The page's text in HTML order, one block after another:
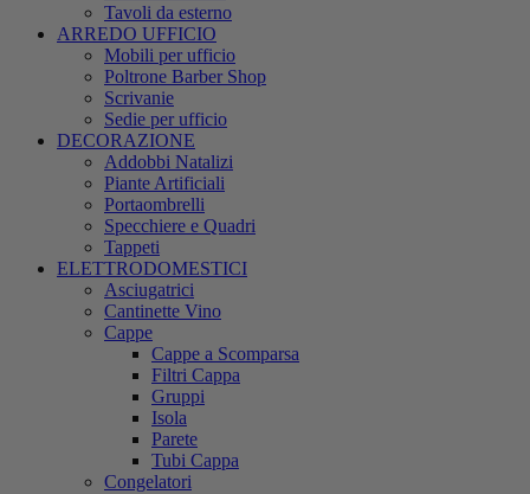
Tavoli da esterno
ARREDO UFFICIO
Mobili per ufficio
Poltrone Barber Shop
Scrivanie
Sedie per ufficio
DECORAZIONE
Addobbi Natalizi
Piante Artificiali
Portaombrelli
Specchiere e Quadri
Tappeti
ELETTRODOMESTICI
Asciugatrici
Cantinette Vino
Cappe
Cappe a Scomparsa
Filtri Cappa
Gruppi
Isola
Parete
Tubi Cappa
Congelatori